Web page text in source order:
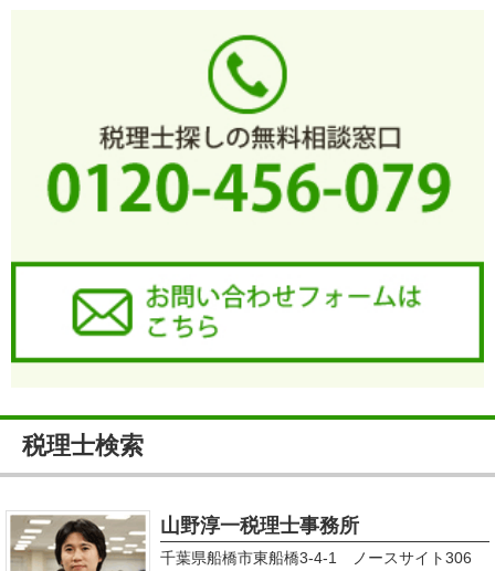
税理士検索
山野淳一税理士事務所
千葉県船橋市東船橋3-4-1 ノースサイト306